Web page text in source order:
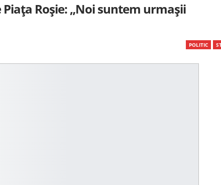
Roșie: „Noi suntem urmașii
POLITIC